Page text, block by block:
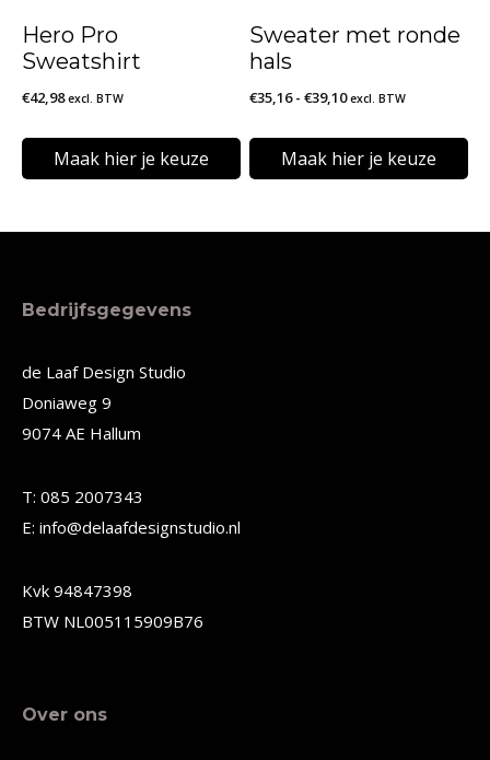
gekozen
gekozen
Hero Pro
Sweatshirt
€42,98 excl. BTW
Maak hier je keuze
product
meerdere
Deze
optie
kan
worden
de
productpagina
Sweater met ronde
hals
€35,16 - €39,10Prijsklasse:
tot
€39,10
excl. BTW
Maak hier je keuze
product
Bedrijfsgegevens
de Laaf Design Studio
Doniaweg 9
9074 AE Hallum
T: 085 2007343
E: info@delaafdesignstudio.nl
Kvk 94847398
BTW NL005115909B76
Over ons